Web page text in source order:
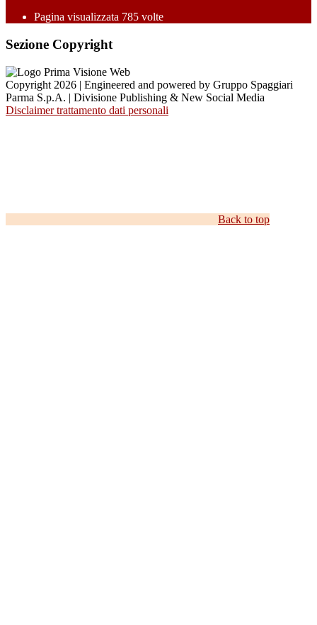
Pagina visualizzata 785 volte
Sezione Copyright
Copyright 2026 | Engineered and powered by Gruppo Spaggiari
Parma S.p.A. | Divisione Publishing & New Social Media
Disclaimer trattamento dati personali
Back to top